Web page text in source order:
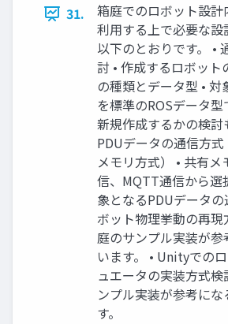
31.
箱庭でのロボット設計
利⽤する上で必要な設
以下のとおりです。 •
討 • 作成するロボット
の種類とデータ型 • 対
を標準のROSデータ
新規作成するかの検討
PDUデータの通信⽅
メモリ⽅式） • 共有メ
信、MQTT通信から選
象となるPDUデータの
ボット物理挙動の再現
庭のサンプル実装が参
います。 • Unityでの
ュエータの実装⽅式検
ンプル実装が参考にな
す。